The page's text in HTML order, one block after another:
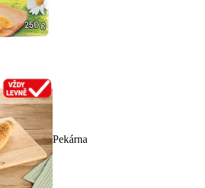
Pekárna